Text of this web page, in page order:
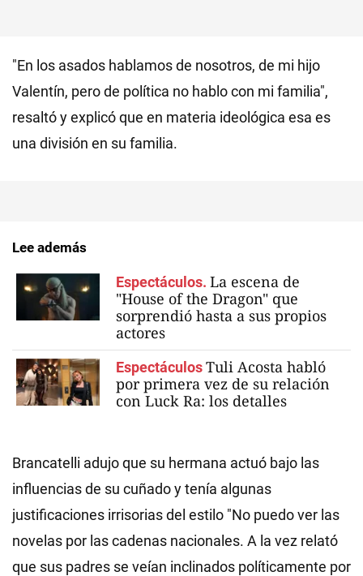
"En los asados hablamos de nosotros, de mi hijo
Valentín, pero de política no hablo con mi familia",
resaltó y explicó que en materia ideológica esa es
una división en su familia.
Lee además
Espectáculos. La escena de
"House of the Dragon" que
sorprendió hasta a sus propios
actores
EspectáculosTuli Acosta habló
por primera vez de su relación
con Luck Ra: los detalles
Brancatelli adujo que su hermana actuó bajo las
influencias de su cuñado y tenía algunas
justificaciones irrisorias del estilo "No puedo ver las
novelas por las cadenas nacionales. A la vez relató
que sus padres se veían inclinados políticamente por